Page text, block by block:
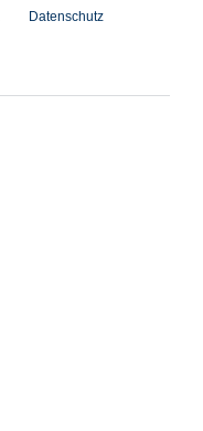
Datenschutz